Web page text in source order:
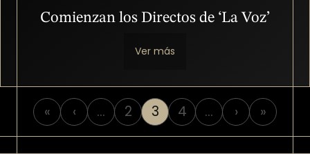
Comienzan los Directos de ‘La Voz’
Ver más
Paginación
Primera página
« Página anterior
‹ … Página
2 Página
3 Página
4 … Siguiente
› Última
»